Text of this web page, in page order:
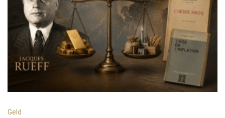
Geld